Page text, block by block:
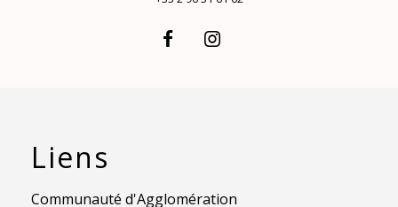
Liens
Communauté d'Agglomération